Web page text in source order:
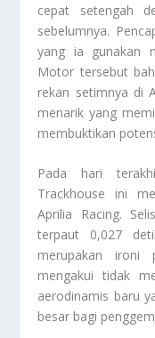
cepat setengah
sebelumnya.
yang ia gunakan
Motor tersebut
rekan setimnya di
menarik yang
membuktikan
Pada hari
Trackhouse ini
Aprilia Racing.
terpaut 0,027
merupakan ironi
mengakui tidak
aerodinamis baru
besar bagi